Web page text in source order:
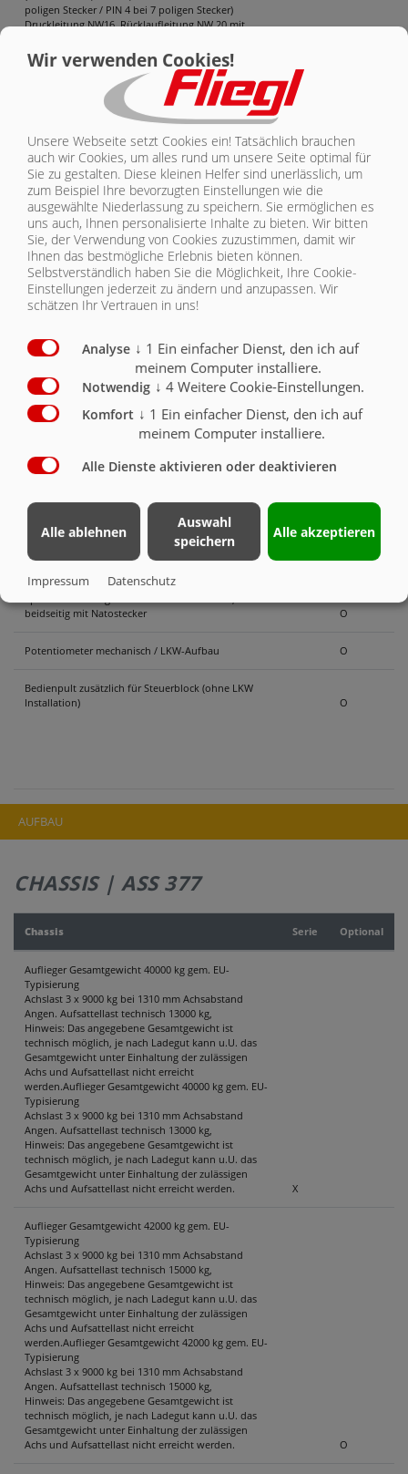
poligen Stecker / PIN 4 bei 7 poligen Stecker)
Druckleitung NW16, Rücklaufleitung NW 20 mit
(Hydraulikanlage beim LKW mit HDK-
Schraubkupplungen Baugrö.e 6, Vorlauf -200 Bar-
und drucklosen Rücklauf erforderlich
ProSave-Steuerung mit Funkfernbedienung
mit Zusatzbetätigung am Fahrzeug (Art.Nr. 534740)
-Schlie.en der Rückwand ist erst möglich, wenn der
Schiebeboden in Beladeposition ist.
-Totmannschaltung für Teilentladung
(Bedienhinweise bei Zweiknopfbetätigung
beachten)
X
ProSave-Steuerung mit Bedienpult und Kabel für
Sattel, Kabel trennbar
-Schlie.en der Rückwand ist erst möglich, wenn der
Schiebeboden in Beladeposition ist.
-Totmannschaltung für Teilentladung
Dose Reparaturlack in Muldenfarbe X
Thermo Schiebeverdeck, Typ Cabriole-ADR,
mechanisch vom Boden aus bedienbar
O
Thermo Schiebeverdeck Typ Cabriole-ADR,
elektrischer Antrieb 24 Volt mit Funksteuerung
mit Natosteckdose am Auflieger, ohne
Natosteckdose bei Sattelzugmaschine erfoderlich
Absicherung mit mindestens 70 Ampere (nicht im
Lieferumfang enthalten)
O
beidseitig mit Natostecker
O
Potentiometer mechanisch / LKW-Aufbau O
Bedienpult zusätzlich für Steuerblock (ohne LKW
Installation)
O
AUFBAU
CHASSIS | ASS 377
Chassis Serie Optional
Auflieger Gesamtgewicht 40000 kg gem. EU-
Typisierung
Achslast 3 x 9000 kg bei 1310 mm Achsabstand
Angen. Aufsattellast technisch 13000 kg,
Hinweis: Das angegebene Gesamtgewicht ist
technisch möglich, je nach Ladegut kann u.U. das
Gesamtgewicht unter Einhaltung der zulässigen
Achs und Aufsattellast nicht erreicht
werden.Auflieger Gesamtgewicht 40000 kg gem. EU-
Typisierung
Achslast 3 x 9000 kg bei 1310 mm Achsabstand
Angen. Aufsattellast technisch 13000 kg,
Hinweis: Das angegebene Gesamtgewicht ist
technisch möglich, je nach Ladegut kann u.U. das
Gesamtgewicht unter Einhaltung der zulässigen
Achs und Aufsattellast nicht erreicht werden.
X
Auflieger Gesamtgewicht 42000 kg gem. EU-
Typisierung
Achslast 3 x 9000 kg bei 1310 mm Achsabstand
Angen. Aufsattellast technisch 15000 kg,
Hinweis: Das angegebene Gesamtgewicht ist
technisch möglich, je nach Ladegut kann u.U. das
Gesamtgewicht unter Einhaltung der zulässigen
Achs und Aufsattellast nicht erreicht
werden.Auflieger Gesamtgewicht 42000 kg gem. EU-
Typisierung
Achslast 3 x 9000 kg bei 1310 mm Achsabstand
Angen. Aufsattellast technisch 15000 kg,
Hinweis: Das angegebene Gesamtgewicht ist
technisch möglich, je nach Ladegut kann u.U. das
Gesamtgewicht unter Einhaltung der zulässigen
Achs und Aufsattellast nicht erreicht werden.
O
Wir verwenden Cookies!
Unsere Webseite setzt Cookies ein! Tatsächlich brauchen
auch wir Cookies, um alles rund um unsere Seite optimal für
Sie zu gestalten. Diese kleinen Helfer sind unerlässlich, um
zum Beispiel Ihre bevorzugten Einstellungen wie die
ausgewählte Niederlassung zu speichern. Sie ermöglichen es
uns auch, Ihnen personalisierte Inhalte zu bieten. Wir bitten
Sie, der Verwendung von Cookies zuzustimmen, damit wir
Ihnen das bestmögliche Erlebnis bieten können.
Selbstverständlich haben Sie die Möglichkeit, Ihre Cookie-
Einstellungen jederzeit zu ändern und anzupassen. Wir
schätzen Ihr Vertrauen in uns!
Analyse ↓ 1 Ein einfacher Dienst, den ich auf
meinem Computer installiere.
Notwendig ↓ 4 Weitere Cookie-Einstellungen.
Komfort ↓ 1 Ein einfacher Dienst, den ich auf
meinem Computer installiere.
Alle Dienste aktivieren oder deaktivieren
Alle ablehnen
Auswahl
speichern
Alle akzeptieren
Impressum Datenschutz